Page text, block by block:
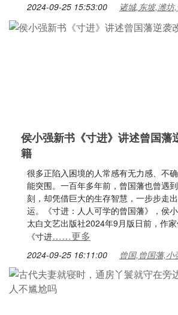
2024-09-25 15:53:00 诸城,东坡,潍坊
侯小强新书《寸进》讲述曾国藩
籍
很多正陷入困境的人常感有无力感、不
能突围。一百年多年前，曾国藩也曾遇
刻，却凭借巨大的生存智慧，一步步走
运。《寸进：人人可学的曾国藩》，侯小
太白文艺出版社2024年9月版日前，作
《寸进……更多
2024-09-25 16:11:00 曾国,曾国藩,